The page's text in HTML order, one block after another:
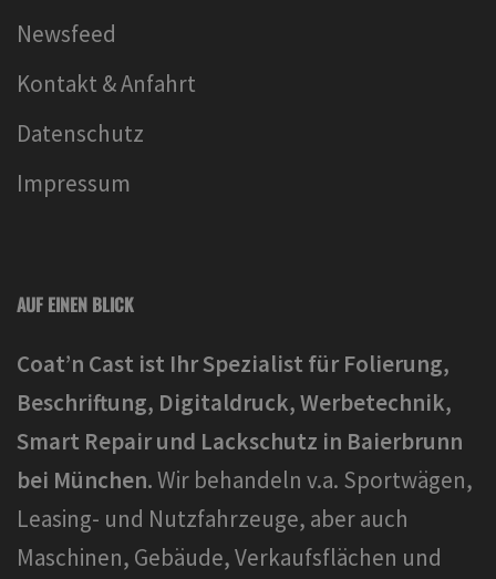
Newsfeed
Kontakt & Anfahrt
Datenschutz
Impressum
AUF EINEN BLICK
Coat’n Cast ist Ihr Spezialist für Folierung,
Beschriftung, Digitaldruck, Werbetechnik,
Smart Repair und Lackschutz in Baierbrunn
bei München.Wir behandeln v.a. Sportwägen,
Leasing- und Nutzfahrzeuge, aber auch
Maschinen, Gebäude, Verkaufsflächen und